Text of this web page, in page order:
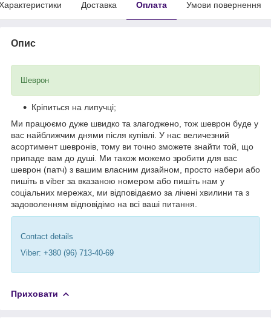
Доставка Оплата Умови повернення
Опис
Шеврон
Кріпиться на липучці;
Ми працюємо дуже швидко та злагоджено, тож шеврон буде у
вас найближчим днями після купівлі. У нас величезний
асортимент шевронів, тому ви точно зможете знайти той, що
припаде вам до душі. Ми також можемо зробити для вас
шеврон (патч) з вашим власним дизайном, просто набери або
пишіть в viber за вказаною номером або пишіть нам у
соціальних мережах, ми відповідаємо за лічені хвилини та з
задоволенням відповідімо на всі ваші питання.
Contact details
Viber: +380 (96) 713-40-69
Приховати